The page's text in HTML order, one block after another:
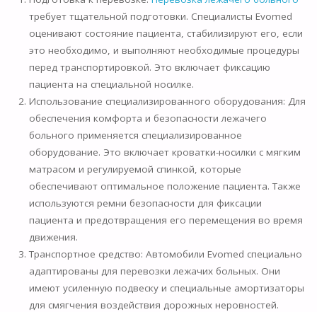
требует тщательной подготовки. Специалисты Evomed
оценивают состояние пациента, стабилизируют его, если
это необходимо, и выполняют необходимые процедуры
перед транспортировкой. Это включает фиксацию
пациента на специальной носилке.
Использование специализированного оборудования: Для
обеспечения комфорта и безопасности лежачего
больного применяется специализированное
оборудование. Это включает кроватки-носилки с мягким
матрасом и регулируемой спинкой, которые
обеспечивают оптимальное положение пациента. Также
используются ремни безопасности для фиксации
пациента и предотвращения его перемещения во время
движения.
Транспортное средство: Автомобили Evomed специально
адаптированы для перевозки лежачих больных. Они
имеют усиленную подвеску и специальные амортизаторы
для смягчения воздействия дорожных неровностей.